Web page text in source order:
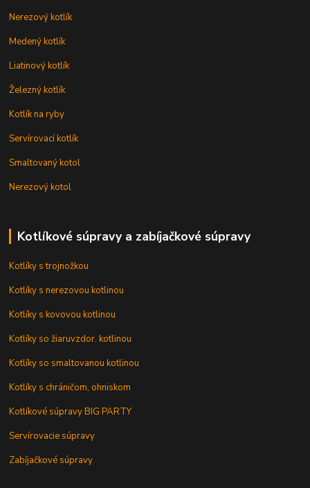
Nerezový kotlík
Medený kotlík
Liatinový kotlík
Železný kotlík
Kotlík na ryby
Servírovací kotlík
Smaltovaný kotol
Nerezový kotol
Kotlíkové súpravy a zabíjačkové súpravy
Kotlíky s trojnožkou
Kotlíky s nerezovou kotlinou
Kotlíky s kovovou kotlinou
Kotlíky so žiaruvzdor. kotlinou
Kotlíky so smaltovanou kotlinou
Kotlíky s chráničom, ohniskom
Kotlíkové súpravy BIG PARTY
Servírovacie súpravy
Zabíjačkové súpravy